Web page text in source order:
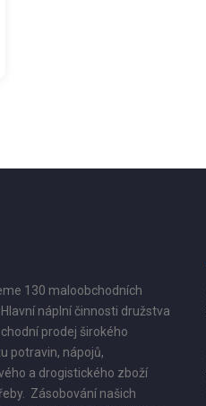
130 maloobchodních
náplní činnosti družstva
prodej širokého
potravin, nápojů,
a drogistického zboží
Zásobování našich